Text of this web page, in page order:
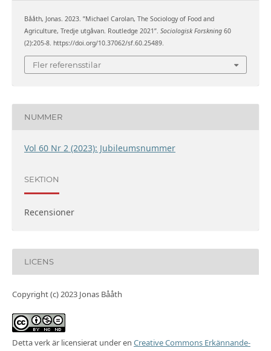
Bååth, Jonas. 2023. ”Michael Carolan, The Sociology of Food and
Agriculture, Tredje utgåvan. Routledge 2021”. Sociologisk Forskning60
(2):205-8. https://doi.org/10.37062/sf.60.25489.
Fler referensstilar
NUMMER
Vol 60 Nr 2 (2023): Jubileumsnummer
SEKTION
Recensioner
LICENS
Copyright (c) 2023 Jonas Bååth
Detta verk är licensierat under en Creative Commons Erkännande-